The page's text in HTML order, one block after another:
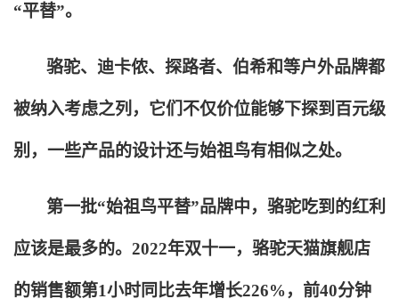
“平替”。
骆驼、迪卡侬、探路者、伯希和等户外品牌都
被纳入考虑之列，它们不仅价位能够下探到百元级
别，一些产品的设计还与始祖鸟有相似之处。
第一批“始祖鸟平替”品牌中，骆驼吃到的红利
应该是最多的。2022年双十一，骆驼天猫旗舰店
的销售额第1小时同比去年增长226%，前40分钟